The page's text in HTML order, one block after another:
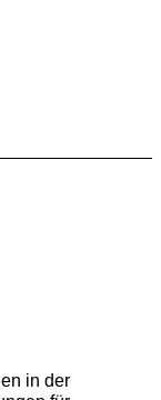
in der